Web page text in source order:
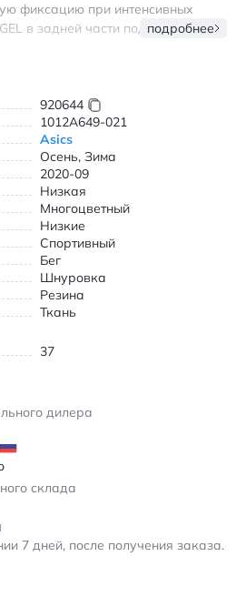
фиксацию при интенсивных
в задней части подошвы
Резиновая подошва
Идеальны для длительных
крою и эргономичной
в прохладную погоду
от холода. Асикс Гел-Кайано 27
с амортизацией GEL и
подробнее
920644
1012A649-021
Asics
Осень, Зима
2020-09
Низкая
Многоцветный
Низкие
Спортивный
Бег
Шнуровка
Резина
Ткань
37
дилера
склада
7 дней, после получения заказа.